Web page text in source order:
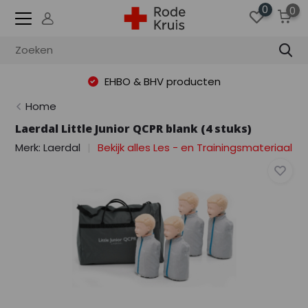
0 0
EHBO & BHV producten
Home
Laerdal Little Junior QCPR blank (4 stuks)
Merk:Laerdal Bekijk alles Les - en Trainingsmateriaal